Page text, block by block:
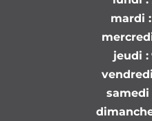
mardi :
jeudi :
samedi